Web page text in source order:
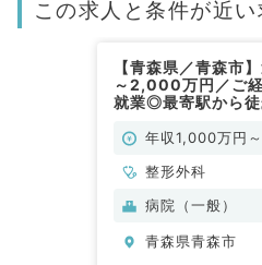
この求人と条件が近い
【青森県／青森市
～2,000万円／ご
就業◎最寄駅から徒
年収1,000万円～
整形外科
病院（一般）
青森県青森市